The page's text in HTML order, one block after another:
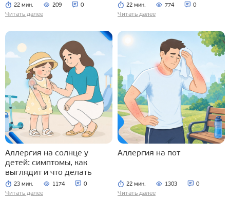
22 мин. 209 0
Читать далее
22 мин. 774 0
Читать далее
Аллергия на солнце у
детей: симптомы, как
выглядит и что делать
23 мин. 1174 0
Читать далее
Аллергия на пот
22 мин. 1303 0
Читать далее